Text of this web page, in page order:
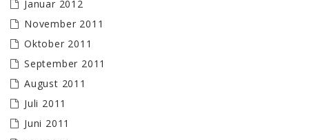
Januar 2012
November 2011
Oktober 2011
September 2011
August 2011
Juli 2011
Juni 2011